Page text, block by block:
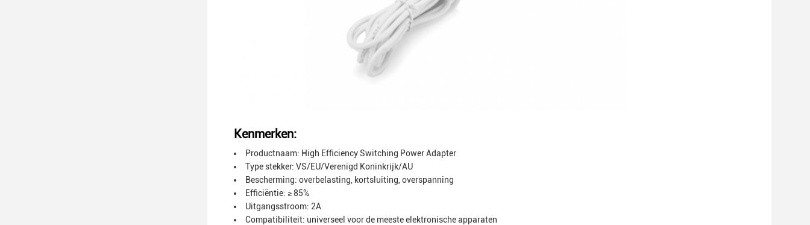
Kenmerken:
Productnaam: High Efficiency Switching Power Adapter
Type stekker: VS/EU/Verenigd Koninkrijk/AU
Bescherming: overbelasting, kortsluiting, overspanning
Efficiëntie: ≥ 85%
Uitgangsstroom: 2A
Compatibiliteit: universeel voor de meeste elektronische apparaten